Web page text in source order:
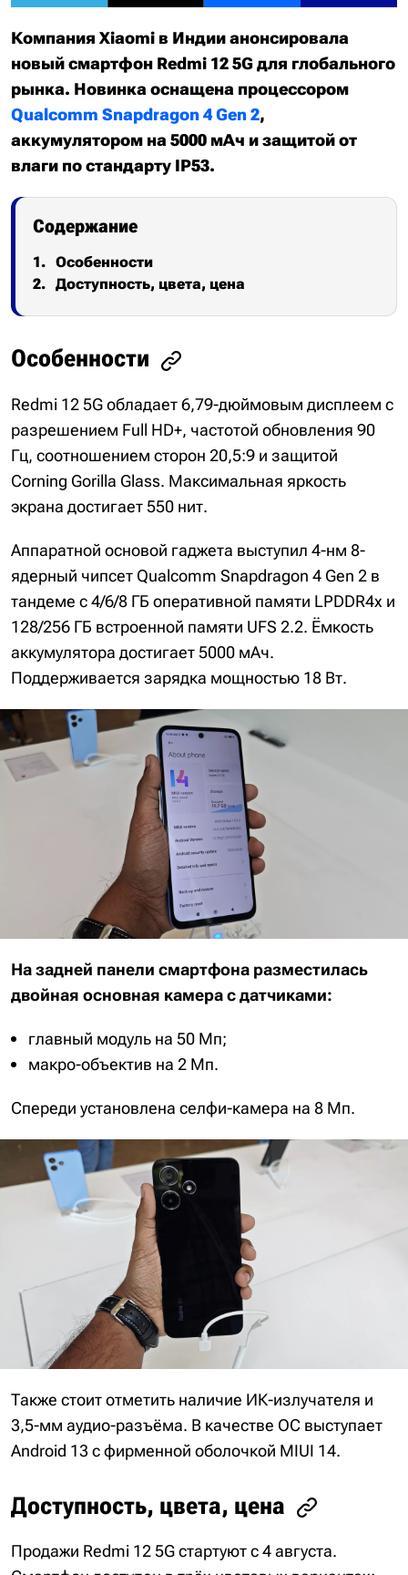
Компания Xiaomi в Индии анонсировала
новый смартфон Redmi 12 5G для глобального
рынка. Новинка оснащена процессором
Qualcomm Snapdragon 4 Gen 2,
аккумулятором на 5000 мАч и защитой от
влаги по стандарту IP53.
Содержание
Особенности
Доступность, цвета, цена
Особенности
Redmi 12 5G обладает 6,79-дюймовым дисплеем с
разрешением Full HD+, частотой обновления 90
Гц, соотношением сторон 20,5:9 и защитой
Corning Gorilla Glass. Максимальная яркость
экрана достигает 550 нит.
Аппаратной основой гаджета выступил 4-нм 8-
ядерный чипсет Qualcomm Snapdragon 4 Gen 2 в
тандеме с 4/6/8 ГБ оперативной памяти LPDDR4x и
128/256 ГБ встроенной памяти UFS 2.2. Ёмкость
аккумулятора достигает 5000 мАч.
Поддерживается зарядка мощностью 18 Вт.
На задней панели смартфона разместилась
двойная основная камера с датчиками:
главный модуль на 50 Мп;
макро-объектив на 2 Мп.
Спереди установлена селфи-камера на 8 Мп.
Также стоит отметить наличие ИК-излучателя и
3,5-мм аудио-разъёма. В качестве ОС выступает
Android 13 с фирменной оболочкой MIUI 14.
Доступность, цвета, цена
Продажи Redmi 12 5G стартуют с 4 августа.